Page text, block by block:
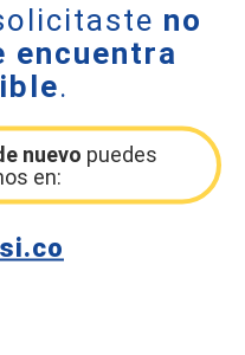
no
encuentra
.
nuevo puedes
en: